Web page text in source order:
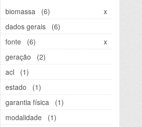
biomassa (6)
x
dados gerais
(6)
fonte
(6)
x
geração
(2)
acl
(1)
estado
(1)
garantia física
(1)
modalidade
(1)